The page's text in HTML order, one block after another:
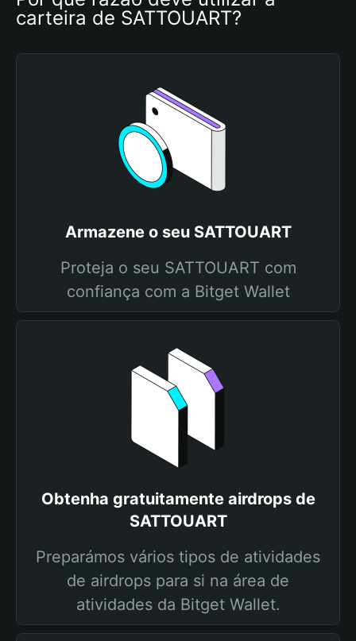
carteira de SATTOUART?
Armazene o seu SATTOUART
Proteja o seu SATTOUART com
confiança com a Bitget Wallet
Obtenha gratuitamente airdrops de
SATTOUART
Preparámos vários tipos de atividades
de airdrops para si na área de
atividades da Bitget Wallet.